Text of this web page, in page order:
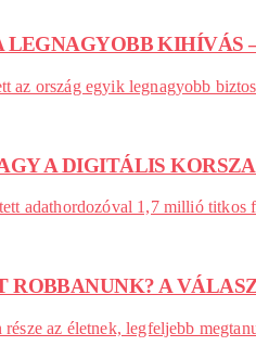
az ország egyik legnagyobb
A DIGITÁLIS
adathordozóval 1,7 millió
ROBBANUNK? A
az életnek, legfeljebb